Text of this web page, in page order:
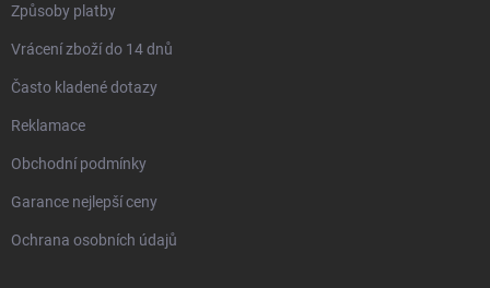
Způsoby platby
Vrácení zboží do 14 dnů
Často kladené dotazy
Reklamace
Obchodní podmínky
Garance nejlepší ceny
Ochrana osobních údajů